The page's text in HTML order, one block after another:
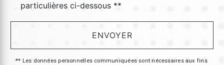
particulières ci-dessous **
ENVOYER
** Les données personnelles communiquées sont nécessaires aux fins